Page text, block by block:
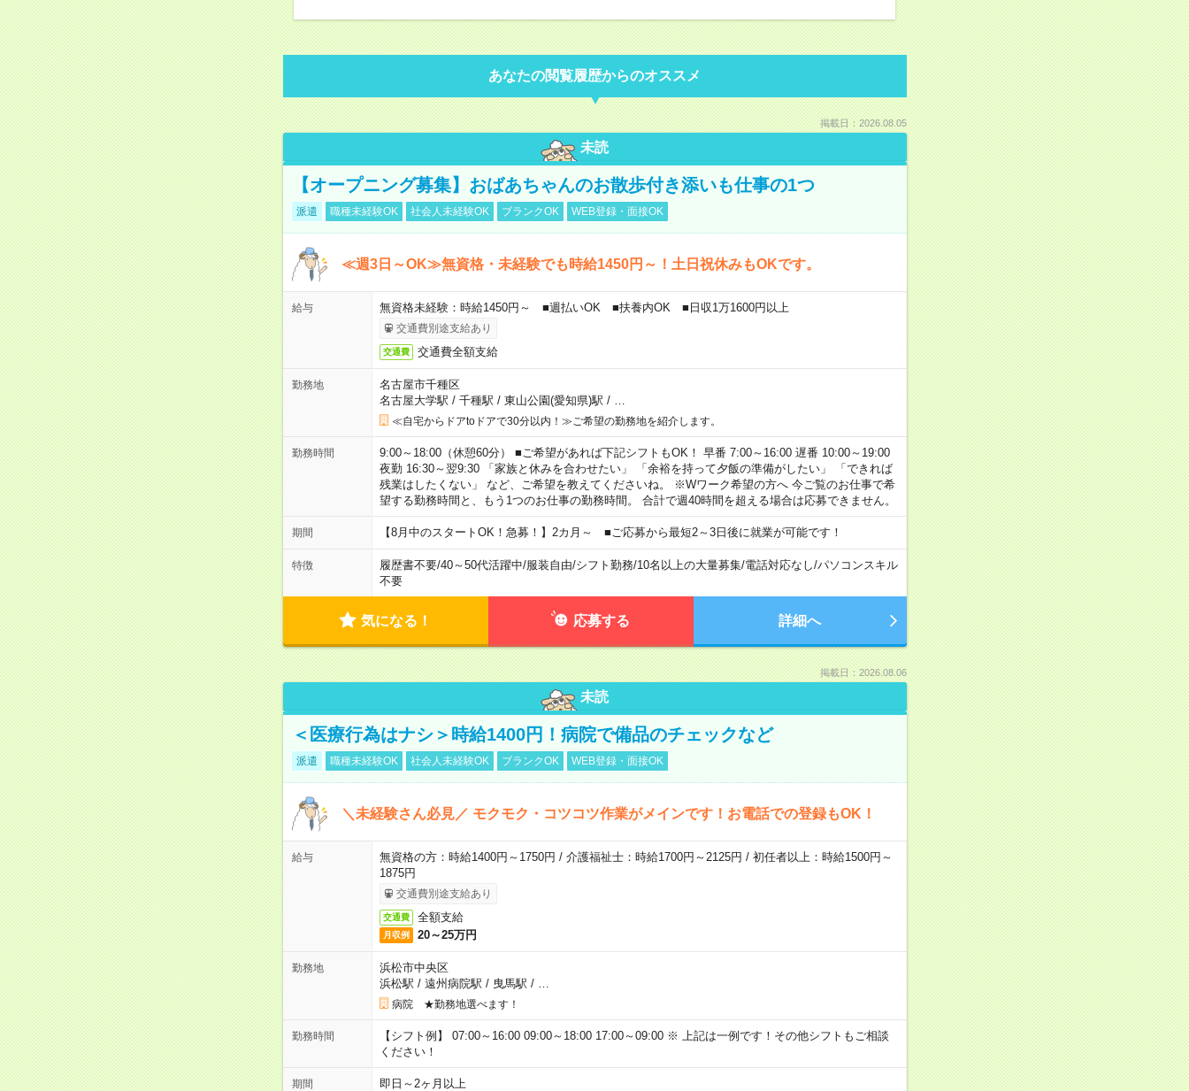
あなたの閲覧履歴からのオススメ
掲載日：2026.08.05
未読
【オープニング募集】おばあちゃんのお散歩付き添いも仕事の1つ
派遣 職種未経験OK 社会人未経験OK ブランクOK WEB登録・面接OK
≪週3日～OK≫無資格・未経験でも時給1450円～！土日祝休みもOKです。
給与 無資格未経験：時給1450円～ ■週払いOK ■扶養内OK ■日収1万1600円以上
交通費別途支給あり
交通費 交通費全額支給
勤務地
名古屋市千種区
名古屋大学駅 / 千種駅 / 東山公園(愛知県)駅 /
≪自宅からドアtoドアで30分以内！≫ご希望の勤務地を紹介します。
勤務時間
9:00～18:00（休憩60分） ■ご希望があれば下記シフトもOK！ 早番 7:00～16:00 遅番 10:00～19:00
夜勤 16:30～翌9:30 「家族と休みを合わせたい」 「余裕を持って夕飯の準備がしたい」 「できれば
残業はしたくない」 など、ご希望を教えてくださいね。 ※Wワーク希望の方へ 今ご覧のお仕事で希
望する勤務時間と、もう1つのお仕事の勤務時間。 合計で週40時間を超える場合は応募できません。
期間 【8月中のスタートOK！急募！】2カ月～ ■ご応募から最短2～3日後に就業が可能です！
特徴 履歴書不要/40～50代活躍中/服装自由/シフト勤務/10名以上の大量募集/電話対応なし/パソコンスキル
不要
気になる！ 応募する 詳細へ
掲載日：2026.08.06
未読
＜医療行為はナシ＞時給1400円！病院で備品のチェックなど
派遣 職種未経験OK 社会人未経験OK ブランクOK WEB登録・面接OK
＼未経験さん必見／ モクモク・コツコツ作業がメインです！お電話での登録もOK！
給与
無資格の方：時給1400円～1750円 / 介護福祉士：時給1700円～2125円 / 初任者以上：時給1500円～
1875円
交通費別途支給あり
交通費 全額支給
月収例 20～25万円
勤務地
浜松市中央区
浜松駅 / 遠州病院駅 / 曳馬駅 /
病院 ★勤務地選べます！
勤務時間
【シフト例】 07:00～16:00 09:00～18:00 17:00～09:00 ※ 上記は一例です！その他シフトもご相談
ください！
期間 即日～2ヶ月以上